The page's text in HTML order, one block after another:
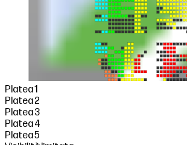
Platea 1
Platea 2
Platea 3
Platea 4
Platea 5